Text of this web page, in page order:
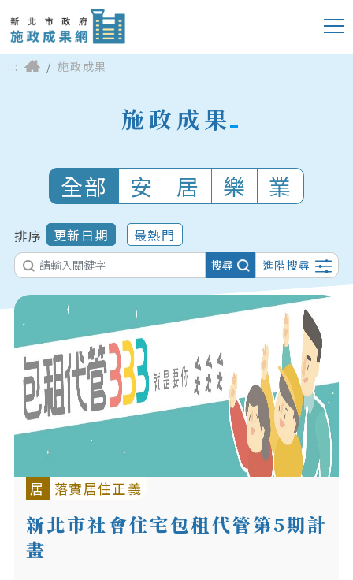
::: 施政成果
施政成果
全部 安 居 樂 業
排序 更新日期 最熱門
搜尋 進階搜尋
居 落實居住正義
新北市社會住宅包租代管第5期計
畫